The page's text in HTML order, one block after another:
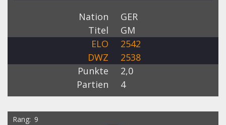
Nation
GER
Titel
GM
ELO
2542
DWZ
2538
Punkte
2,0
Partien
4
Rang 9